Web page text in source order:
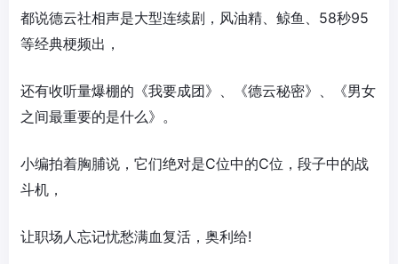
都说德云社相声是大型连续剧，风油精、鲸鱼、58秒95
等经典梗频出，
还有收听量爆棚的《我要成团》、《德云秘密》、《男女
之间最重要的是什么》。
小编拍着胸脯说，它们绝对是C位中的C位，段子中的战
斗机，
让职场人忘记忧愁满血复活，奥利给!